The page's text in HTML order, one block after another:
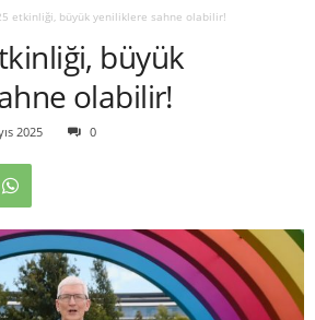
etkinliği, büyük yeniliklere sahne olabilir!
büyük
olabilir!
2025 0